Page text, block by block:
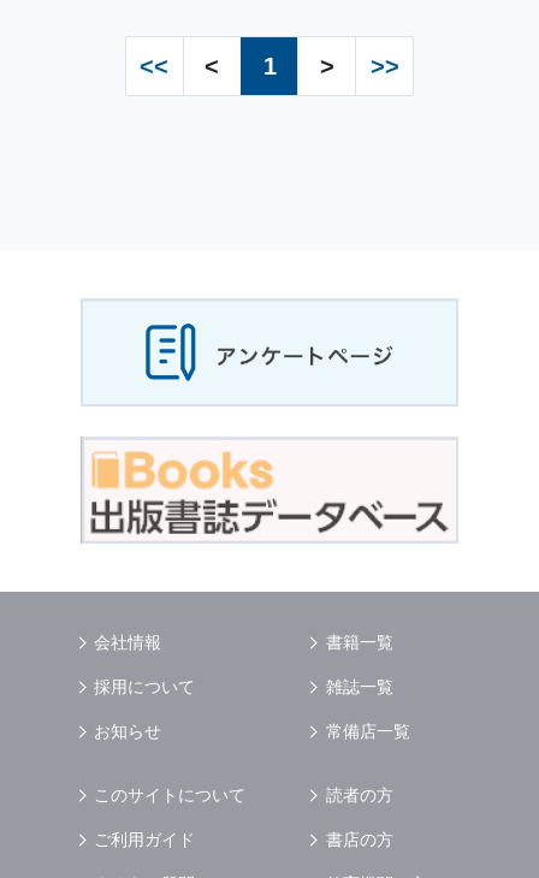
<< < 1 > >>
会社情報
採用について
お知らせ
書籍一覧
雑誌一覧
常備店一覧
このサイトについて
ご利用ガイド
読者の方
書店の方